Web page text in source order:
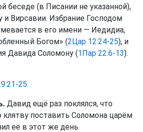
беседе (в Писании не указанной),
Вирсавии. Избрание Господом
в его имени — Иедидиа,
Богом» (2Цар 12:24-25), и
Давида Соломону (1Пар 22:6-13).
25.
Давид ещё раз поклялся, что
поставить Соломона царём
её в этот же день.